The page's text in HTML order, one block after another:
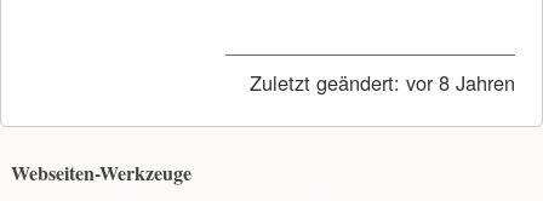
Zuletzt geändert: vor 8 Jahren
Webseiten-Werkzeuge